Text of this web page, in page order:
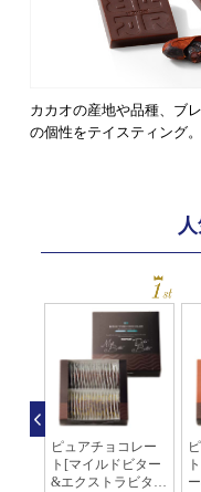
カカオの産地や品種、ブ
の個性をテイスティング。
ピュアチョコレー
ト[マイルドビター
&エクストラビタ